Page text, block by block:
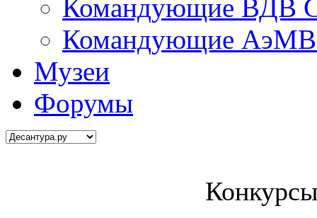
Командующие ВДВ
Командующие АэМВ
Музеи
Форумы